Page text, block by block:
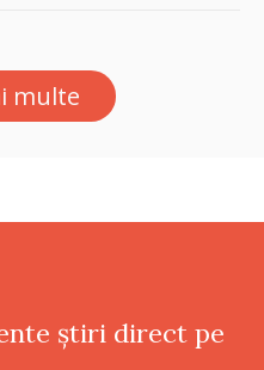
și
multe
știri direct pe